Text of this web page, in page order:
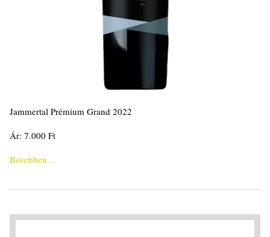
Jammertal Prémium Grand 2022
Ár: 7.000 Ft
Bővebben...